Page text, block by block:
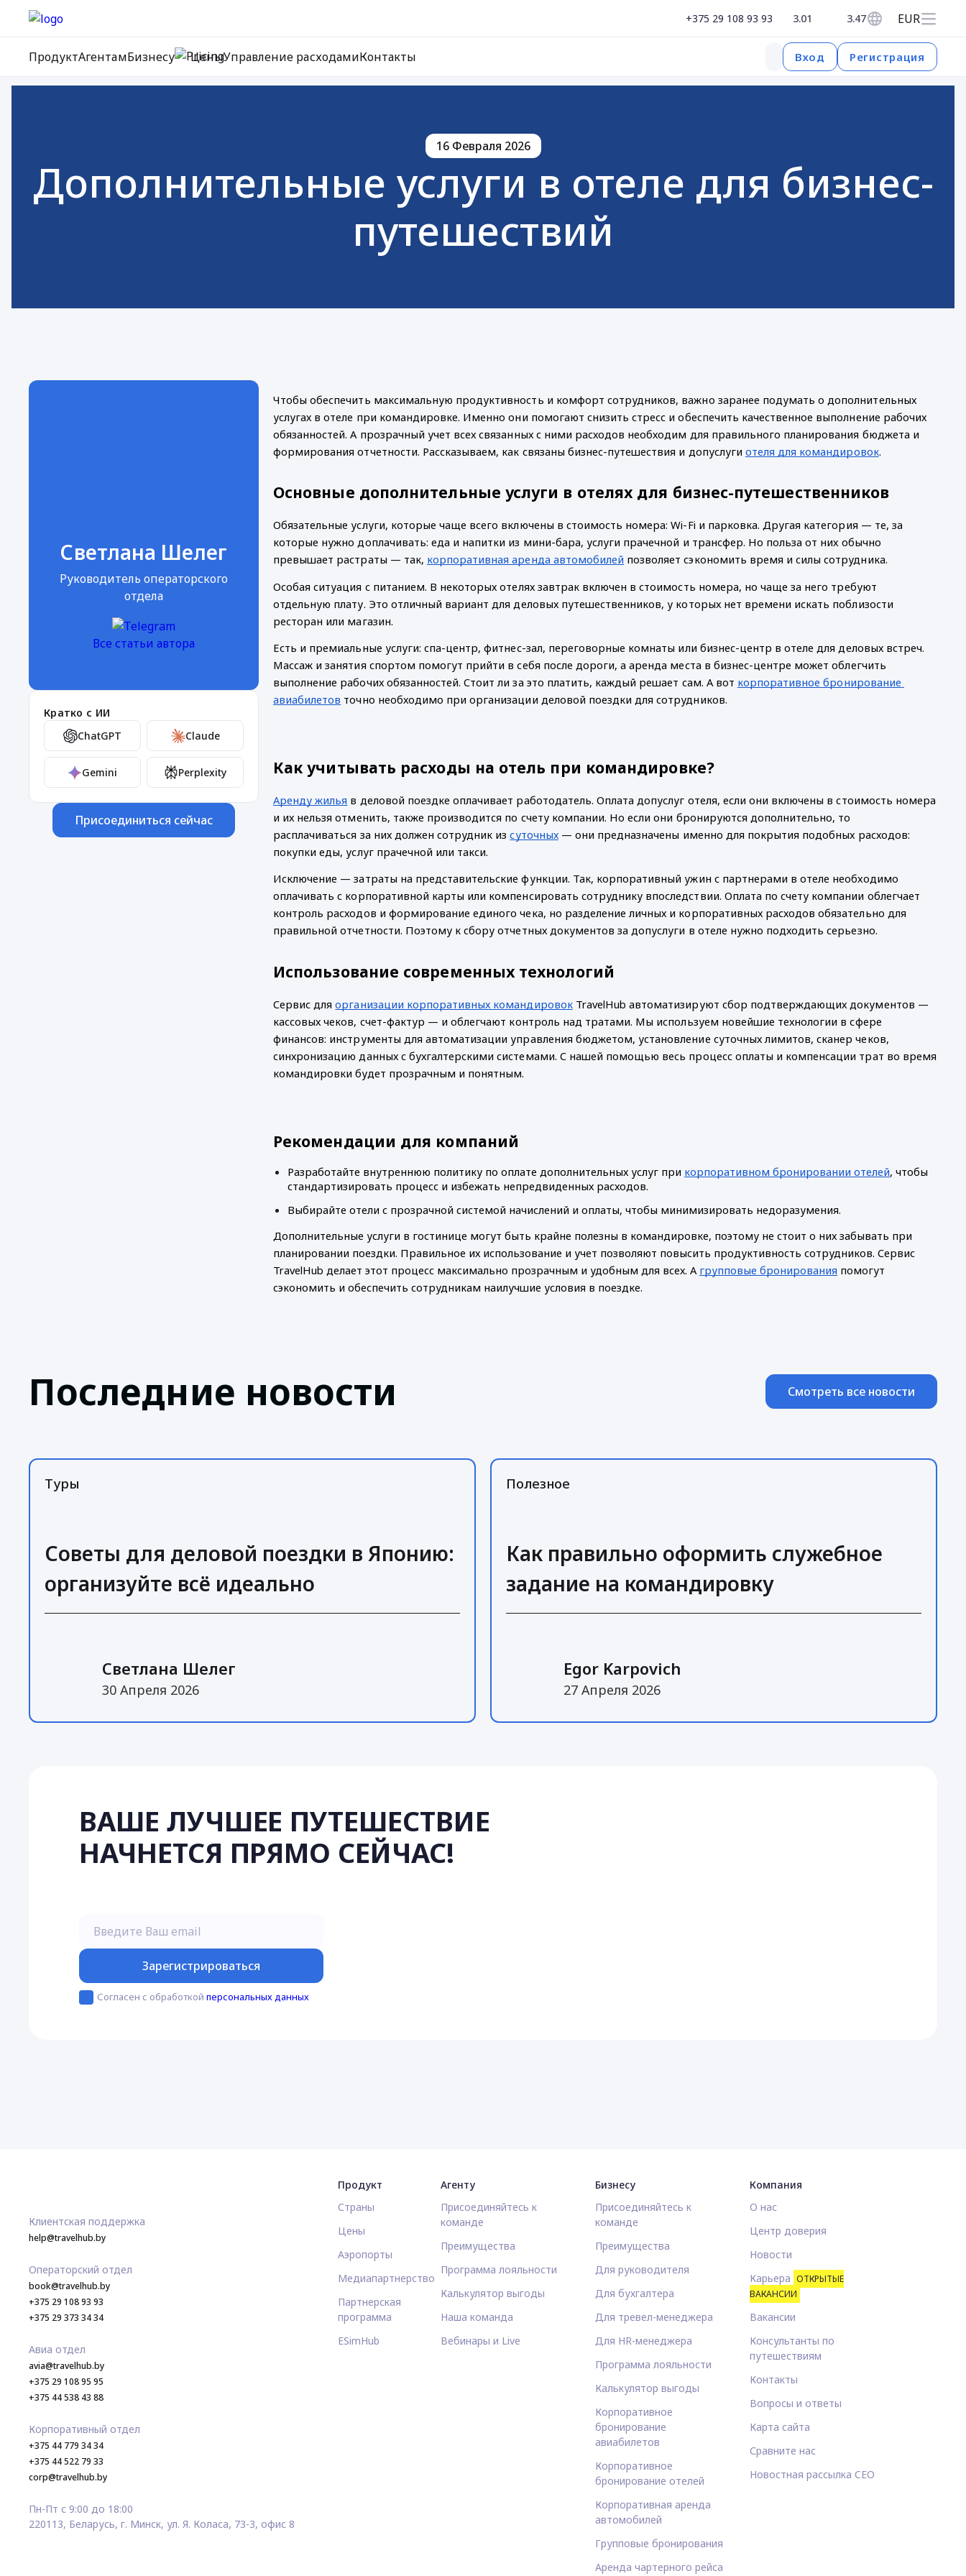
+375 29 108 93 93 3.01 3.47 EUR
ПродуктАгентамБизнесу ЦеныУправление расходамиКонтакты Вход Регистрация
16 Февраля 2026
Дополнительные услуги в отеле для бизнес-
путешествий
Светлана Шелег
Руководитель операторского
отдела
Все статьи автора
Кратко с ИИ
ChatGPT
Claude
Gemini Perplexity
Присоединиться сейчас
Чтобы обеспечить максимальную продуктивность и комфорт сотрудников, важно заранее подумать о дополнительных
услугах в отеле при командировке. Именно они помогают снизить стресс и обеспечить качественное выполнение рабочих
обязанностей. А прозрачный учет всех связанных с ними расходов необходим для правильного планирования бюджета и
формирования отчетности. Рассказываем, как связаны бизнес-путешествия и допуслуги отеля для командировок.
Основные дополнительные услуги в отелях для бизнес-путешественников
Обязательные услуги, которые чаще всего включены в стоимость номера: Wi-Fi и парковка. Другая категория — те, за
которые нужно доплачивать: еда и напитки из мини-бара, услуги прачечной и трансфер. Но польза от них обычно
превышает растраты — так, корпоративная аренда автомобилей позволяет сэкономить время и силы сотрудника.
Особая ситуация с питанием. В некоторых отелях завтрак включен в стоимость номера, но чаще за него требуют
отдельную плату. Это отличный вариант для деловых путешественников, у которых нет времени искать поблизости
ресторан или магазин.
Есть и премиальные услуги: спа-центр, фитнес-зал, переговорные комнаты или бизнес-центр в отеле для деловых встреч.
Массаж и занятия спортом помогут прийти в себя после дороги, а аренда места в бизнес-центре может облегчить
выполнение рабочих обязанностей. Стоит ли за это платить, каждый решает сам. А вот корпоративное бронирование
авиабилетов точно необходимо при организации деловой поездки для сотрудников.
Как учитывать расходы на отель при командировке?
Аренду жилья в деловой поездке оплачивает работодатель. Оплата допуслуг отеля, если они включены в стоимость номера
и их нельзя отменить, также производится по счету компании. Но если они бронируются дополнительно, то
расплачиваться за них должен сотрудник из суточных — они предназначены именно для покрытия подобных расходов:
покупки еды, услуг прачечной или такси.
Исключение — затраты на представительские функции. Так, корпоративный ужин с партнерами в отеле необходимо
оплачивать с корпоративной карты или компенсировать сотруднику впоследствии. Оплата по счету компании облегчает
контроль расходов и формирование единого чека, но разделение личных и корпоративных расходов обязательно для
правильной отчетности. Поэтому к сбору отчетных документов за допуслуги в отеле нужно подходить серьезно.
Использование современных технологий
Сервис для организации корпоративных командировок TravelHub автоматизируют сбор подтверждающих документов —
кассовых чеков, счет-фактур — и облегчают контроль над тратами. Мы используем новейшие технологии в сфере
финансов: инструменты для автоматизации управления бюджетом, установление суточных лимитов, сканер чеков,
синхронизацию данных с бухгалтерскими системами. С нашей помощью весь процесс оплаты и компенсации трат во время
командировки будет прозрачным и понятным.
Рекомендации для компаний
Разработайте внутреннюю политику по оплате дополнительных услуг при корпоративном бронировании отелей, чтобы
стандартизировать процесс и избежать непредвиденных расходов.
Выбирайте отели с прозрачной системой начислений и оплаты, чтобы минимизировать недоразумения.
Дополнительные услуги в гостинице могут быть крайне полезны в командировке, поэтому не стоит о них забывать при
планировании поездки. Правильное их использование и учет позволяют повысить продуктивность сотрудников. Сервис
TravelHub делает этот процесс максимально прозрачным и удобным для всех. А групповые бронирования помогут
сэкономить и обеспечить сотрудникам наилучшие условия в поездке.
Последние новости Смотреть все новости
Туры
Советы для деловой поездки в Японию:
организуйте всё идеально
Светлана Шелег
30 Апреля 2026
Полезное
Как правильно оформить служебное
задание на командировку
Egor Karpovich
27 Апреля 2026
ВАШЕ ЛУЧШЕЕ ПУТЕШЕСТВИЕ
НАЧНЕТСЯ ПРЯМО СЕЙЧАС!
Зарегистрироваться
Согласен с обработкой персональных данных
Клиентская поддержка
help@travelhub.by
Операторский отдел
book@travelhub.by
+375 29 108 93 93
+375 29 373 34 34
Авиа отдел
avia@travelhub.by
+375 29 108 95 95
+375 44 538 43 88
Корпоративный отдел
+375 44 779 34 34
+375 44 522 79 33
corp@travelhub.by
Пн-Пт с 9:00 до 18:00
220113, Беларусь, г. Минск, ул. Я. Коласа, 73-3, офис 8
Продукт
Страны
Цены
Аэропорты
Медиапартнерство
Партнерская
программа
ESimHub
Агенту
Присоединяйтесь к
команде
Преимущества
Программа лояльности
Калькулятор выгоды
Наша команда
Вебинары и Live
Бизнесу
Присоединяйтесь к
команде
Преимущества
Для руководителя
Для бухгалтера
Для тревел-менеджера
Для HR-менеджера
Программа лояльности
Калькулятор выгоды
Корпоративное
бронирование
авиабилетов
Корпоративное
бронирование отелей
Корпоративная аренда
автомобилей
Групповые бронирования
Аренда чартерного рейса
Компания
О нас
Центр доверия
Новости
Карьера ОТКРЫТЫЕ
ВАКАНСИИ
Вакансии
Консультанты по
путешествиям
Контакты
Вопросы и ответы
Карта сайта
Сравните нас
Новостная рассылка CEO